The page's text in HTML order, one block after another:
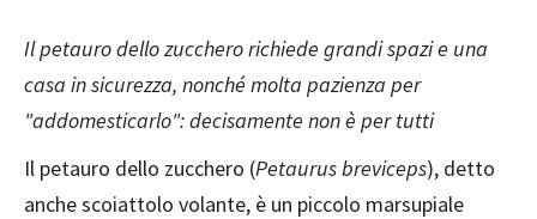
Il petauro dello zucchero richiede grandi spazi e una
casa in sicurezza, nonché molta pazienza per
"addomesticarlo": decisamente non è per tutti
Il petauro dello zucchero (Petaurus breviceps), detto
anche scoiattolo volante, è un piccolo marsupiale